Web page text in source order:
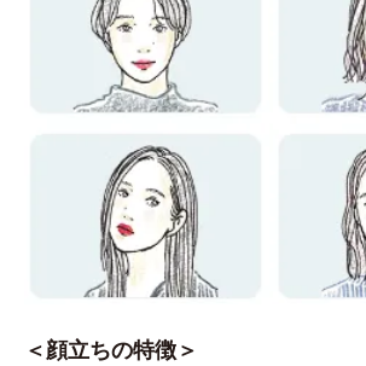
＜顔立ちの特徴＞